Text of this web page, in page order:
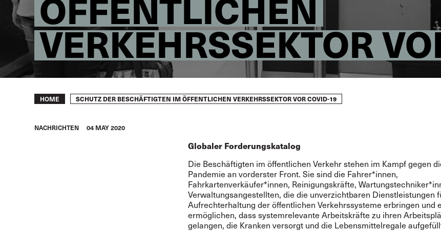
VERKEHRSSEKTOR
Breadcrumb
HOME SCHUTZ DER BESCHÄFTIGTEN IM ÖFFENTLICHEN VERKEHRSSEKTOR VOR COVID-19
NACHRICHTEN 04 MAY 2020
Globaler Forderungskatalog
Die Beschäftigten im öffentlichen Verkehr stehen im Kampf gegen
Pandemie an vorderster Front. Sie sind die Fahrer*innen,
Fahrkartenverkäufer*innen, Reinigungskräfte,
Verwaltungsangestellten, die die unverzichtbaren Dienstleistungen
Aufrechterhaltung der öffentlichen Verkehrssysteme erbringen und
ermöglichen, dass systemrelevante Arbeitskräfte zu ihren
gelangen, die Kranken versorgt und die Lebensmittelregale